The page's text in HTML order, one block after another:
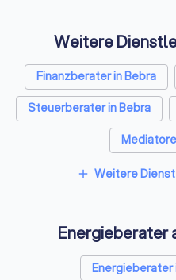
zusammen. Seitdem ist der
ist dabei immer gleich
Die GIH-Energieexperten
beraten neutral,
gewerkeübergreifend und
Weitere
Finanzberater in Bebra
Steuerberater in Bebra
add Weitere
Energieberater
Energieberater